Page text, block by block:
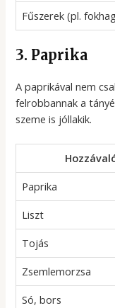
Fűszerek (pl.
3. Paprika
A paprikával nem
felrobbannak a
szeme is jóllakik.
Paprika
Liszt
Tojás
Zsemlemorzsa
Só, bors